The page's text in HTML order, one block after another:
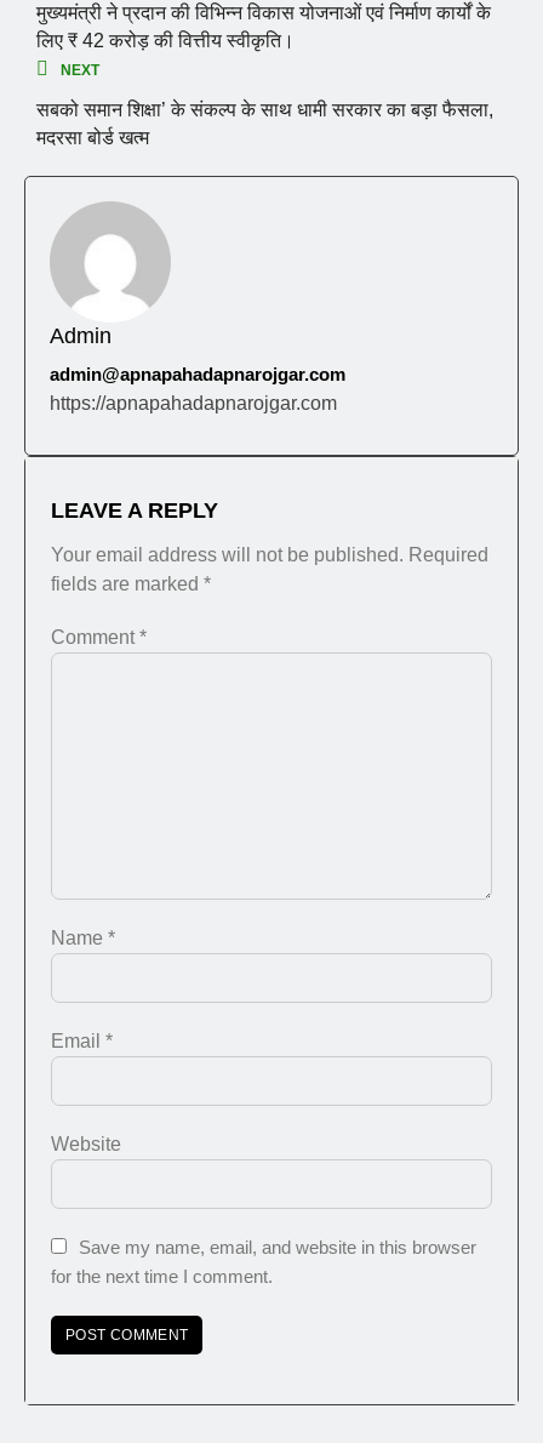
मुख्यमंत्री ने प्रदान की विभिन्न विकास योजनाओं एवं निर्माण कार्यों के
लिए ₹ 42 करोड़ की वित्तीय स्वीकृति।
NEXT
सबको समान शिक्षा’ के संकल्प के साथ धामी सरकार का बड़ा फैसला,
मदरसा बोर्ड खत्म
Admin
admin@apnapahadapnarojgar.com
https://apnapahadapnarojgar.com
LEAVE A REPLY
Your email address will not be published. Required
fields are marked *
Comment*
Name *
Email *
Website
Save my name, email, and website in this browser
for the next time I comment.